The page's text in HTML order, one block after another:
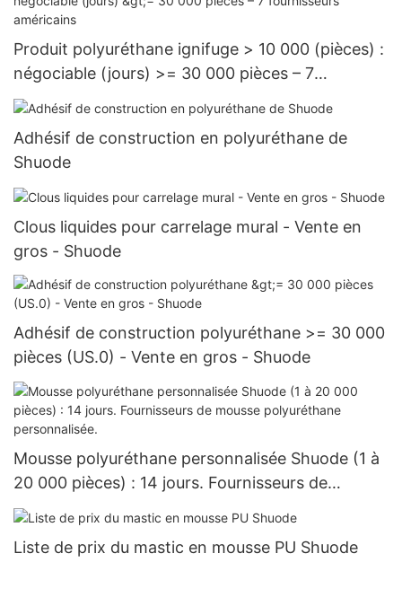
Produit polyuréthane ignifuge > 10 000 (pièces) :
négociable (jours) >= 30 000 pièces – 7
fournisseurs américains
Adhésif de construction en polyuréthane de
Shuode
Clous liquides pour carrelage mural - Vente en
gros - Shuode
Adhésif de construction polyuréthane >= 30 000
pièces (US.0) - Vente en gros - Shuode
Mousse polyuréthane personnalisée Shuode (1 à
20 000 pièces) : 14 jours. Fournisseurs de
mousse polyuréthane personnalisée.
Liste de prix du mastic en mousse PU Shuode